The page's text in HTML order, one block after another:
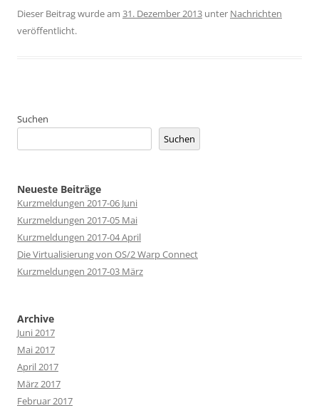
Dieser Beitrag wurde am 31. Dezember 2013 unter Nachrichten
veröffentlicht.
Suchen
Suchen
Neueste Beiträge
Kurzmeldungen 2017-06 Juni
Kurzmeldungen 2017-05 Mai
Kurzmeldungen 2017-04 April
Die Virtualisierung von OS/2 Warp Connect
Kurzmeldungen 2017-03 März
Archive
Juni 2017
Mai 2017
April 2017
März 2017
Februar 2017